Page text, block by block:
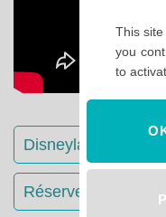
Disneyland Paris :
Réserver votre
This
you
to